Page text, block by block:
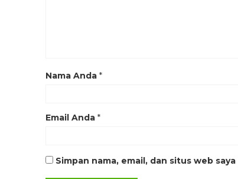
Nama Anda *
Email Anda *
Simpan nama, email, dan situs web